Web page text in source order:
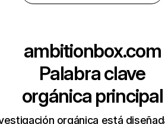
ambitionbox.com
Palabra clave
orgánica principal
orgánica está